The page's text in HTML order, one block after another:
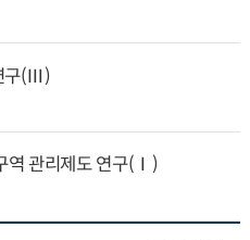
구(Ⅲ)
역 관리제도 연구(Ⅰ)